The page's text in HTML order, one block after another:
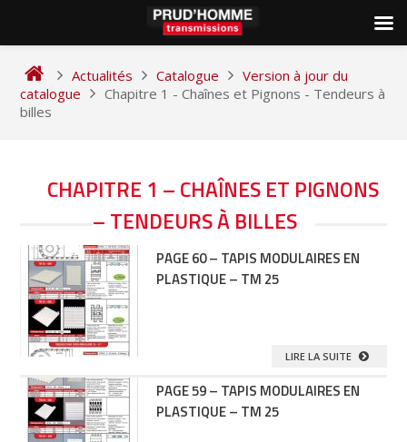
content
Actualités Catalogue
Version à jour du
catalogue
Chapitre 1 - Chaînes et Pignons - Tendeurs à
billes
CHAPITRE 1 – CHAÎNES ET PIGNONS
– TENDEURS À BILLES
PAGE 60 – TAPIS MODULAIRES EN
PLASTIQUE – TM 25
LIRE LA SUITE
PAGE 59 – TAPIS MODULAIRES EN
PLASTIQUE – TM 25
NAVIGATION
ARTICLES